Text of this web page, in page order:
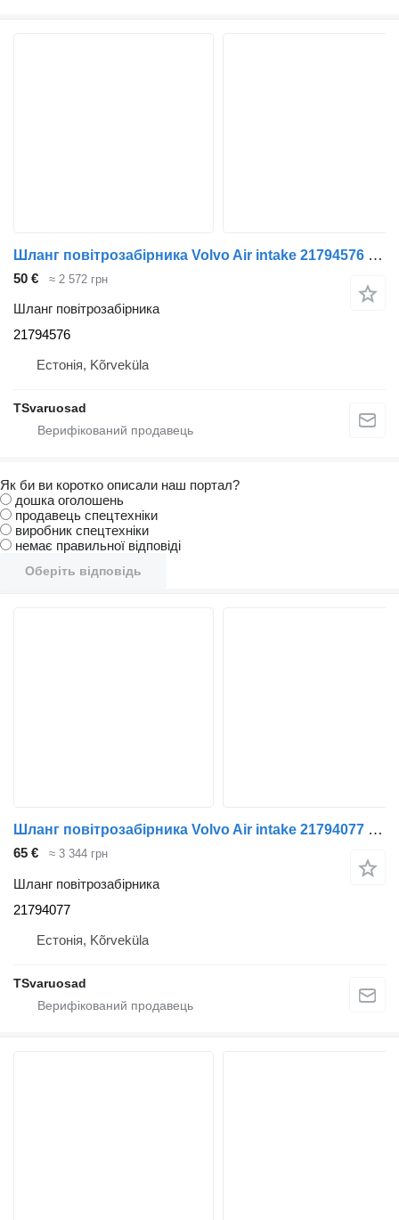
Шланг повітрозабірника Volvo Air intake 21794576 до тягача Volvo FL280
50 € ≈ 2 572 грн
Шланг повітрозабірника
21794576
Естонія, Kõrveküla
TSvaruosad
Як би ви коротко описали наш портал?
дошка оголошень
продавець спецтехніки
виробник спецтехніки
немає правильної відповіді
Оберіть відповідь
Шланг повітрозабірника Volvo Air intake 21794077 до тягача Volvo FL280
65 € ≈ 3 344 грн
Шланг повітрозабірника
21794077
Естонія, Kõrveküla
TSvaruosad